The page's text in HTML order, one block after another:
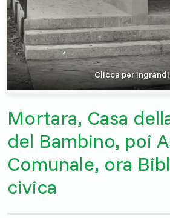
Clicca per
Mortara, Casa
del Bambino, poi
Comunale, ora
civica